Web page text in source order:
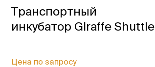
Транспортный
инкубатор Giraffe Shuttle
Цена по запросу